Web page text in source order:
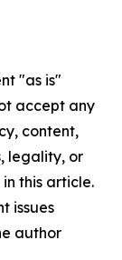
"as is"
accept any
content,
legality, or
this article.
issues
author